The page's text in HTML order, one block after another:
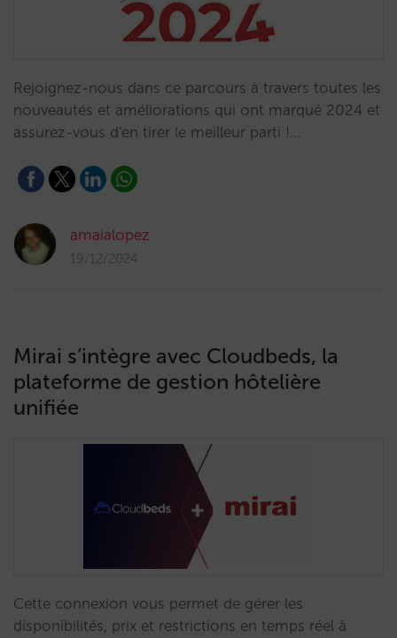
Rejoignez-nous dans ce parcours à travers toutes les
nouveautés et améliorations qui ont marqué 2024 et
assurez-vous d'en tirer le meilleur parti !…
amaialopez
19/12/2024
Mirai s’intègre avec Cloudbeds, la
plateforme de gestion hôtelière
unifiée
Cette connexion vous permet de gérer les
disponibilités, prix et restrictions en temps réel à